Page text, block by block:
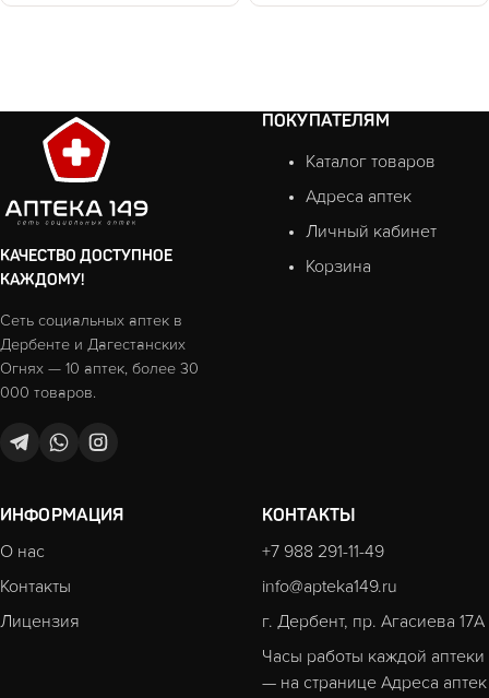
КАЧЕСТВО ДОСТУПНОЕ
КАЖДОМУ!
Сеть социальных аптек в
Дербенте и Дагестанских
Огнях — 10 аптек, более 30
000 товаров.
ПОКУПАТЕЛЯМ
Каталог товаров
Адреса аптек
Личный кабинет
Корзина
ИНФОРМАЦИЯ
О нас
Контакты
Лицензия
КОНТАКТЫ
+7 988 291-11-49
info@apteka149.ru
г. Дербент, пр. Агасиева 17А
Часы работы каждой аптеки
— на странице Адреса аптек